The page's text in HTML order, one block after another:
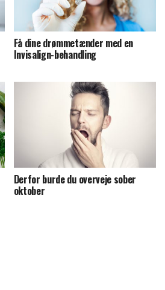
Få dine drømmetænder med en
Invisalign-behandling
Derfor burde du overveje sober
oktober